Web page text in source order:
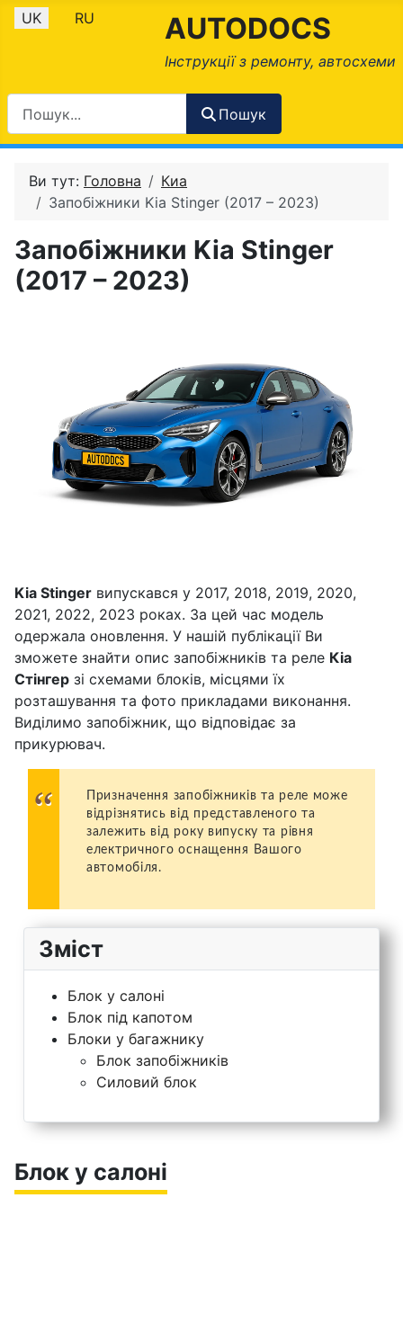
Оберіть свою мову
UK RU AUTODOCS
Інструкції з ремонту, автосхеми
Пошук
Ви тут: Головна
Киа
Запобіжники Kia Stinger (2017 – 2023)
Запобіжники Kia Stinger
(2017 – 2023)
Kia Stinger випускався у 2017, 2018, 2019, 2020,
2021, 2022, 2023 роках. За цей час модель
одержала оновлення. У нашій публікації Ви
зможете знайти опис запобіжників та реле Кіа
Стінгер зі схемами блоків, місцями їх
розташування та фото прикладами виконання.
Виділимо запобіжник, що відповідає за
прикурювач.
Призначення запобіжників та реле може
відрізнятись від представленого та
залежить від року випуску та рівня
електричного оснащення Вашого
автомобіля.
Зміст
Блок у салоні
Блок під капотом
Блоки у багажнику
Блок запобіжників
Силовий блок
Блок у салоні